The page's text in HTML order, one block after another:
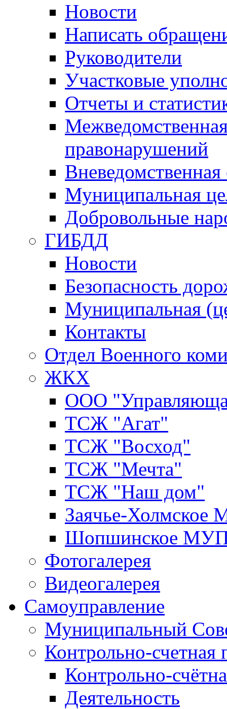
Новости
Написать
Руководители
Участковые
Отчеты и
правонарушений
Вневедомственная
Муниципальная
Добровольные
ГИБДД
Новости
Безопасность
Муниципальная
Контакты
Отдел Военного
ЖКХ
ООО
ТСЖ "Агат"
ТСЖ "Восход"
ТСЖ "Мечта"
ТСЖ "Наш дом"
Заячье-
Шопшинское
Фотогалерея
Видеогалерея
Самоуправление
Муниципальный
Контрольно-счетная
Контрольно-
Деятельность